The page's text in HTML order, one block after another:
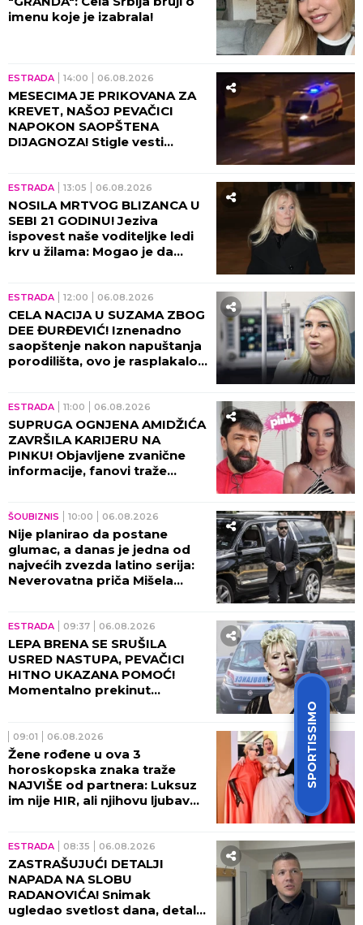
SPORTISSIMO
NESREĆE NA FRUŠKOJ GORI:
Ana Vrbaški hitno operisana,
PORODICA SE NADA ČUDU!
ESTRADA 17:49 06.08.2026
SPASOJEVIĆ? Legendarni
autor narodne muzike potiče
iz SLAVNE PORODICE, Milanče
Radosavljević OVAKO O
NJEMU GOVORIO!
ESTRADA 17:29 06.08.2026
SPASOJEVIĆ! Smrt majstora
harmonike ZAVILA ESTRADU U
CRNO!
ESTRADA 16:00 06.08.2026
TELU BEZ MODRICE!" Bivša
žena našeg pevača trpela
stravično zlostavljanje, ovi
detalji ježe do kostiju!
ESTRADA 15:59 06.08.2026
Varošica već u ludilu: Lomi se
kolo, grme trube, pečenje i
vruća rakija na sve strane -
sve je spremno za 65. Sabor!
ESTRADA 15:00 06.08.2026
"GRANDA": Cela Srbija bruji o
imenu koje je izabrala!
ESTRADA 14:00 06.08.2026
KREVET, NAŠOJ PEVAČICI
NAPOKON SAOPŠTENA
DIJAGNOZA! Stigle vesti
direktno od lekara!
ESTRADA 13:05 06.08.2026
SEBI 21 GODINU! Jeziva
ispovest naše voditeljke ledi
krv u žilama: Mogao je da
eksplodira u meni!
ESTRADA 12:00 06.08.2026